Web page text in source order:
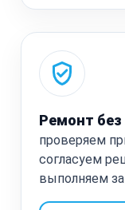
Ремонт без
проверяем
согласуем
выполняем